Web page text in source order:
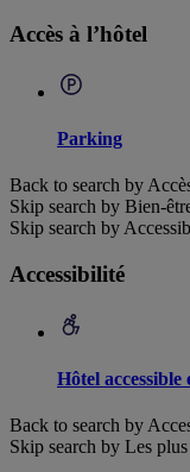
Accès à l’hôtel
Parking
Back to search by
Skip search by Bien-
Skip search by
Accessibilité
Hôtel
Back to search by
Skip search by Les